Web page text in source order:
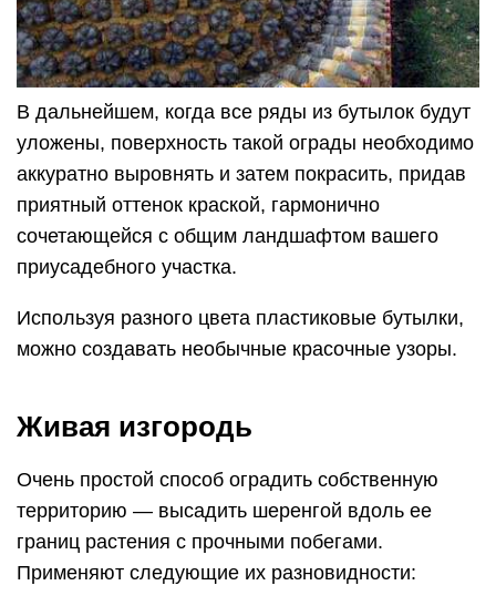
В дальнейшем, когда все ряды из бутылок будут
уложены, поверхность такой ограды необходимо
аккуратно выровнять и затем покрасить, придав
приятный оттенок краской, гармонично
сочетающейся с общим ландшафтом вашего
приусадебного участка.
Используя разного цвета пластиковые бутылки,
можно создавать необычные красочные узоры.
Живая изгородь
Очень простой способ оградить собственную
территорию — высадить шеренгой вдоль ее
границ растения с прочными побегами.
Применяют следующие их разновидности: